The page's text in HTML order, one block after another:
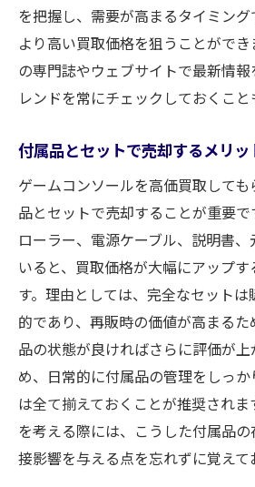
を把握し、需要が高まるタイミング
より高い買取価格を狙うことがで
の専門誌やウェブサイトで最新情
レンドを常にチェックしておくこと
付属品とセットで売却するメリッ
ゲームコンソールを高価買取して
品とセットで売却することが重要
ローラー、電源ケーブル、説明書
いると、買取価格が大幅にアップ
す。理由としては、完全なセット
的であり、再販時の価値が高まる
品の状態が良ければさらに評価が
め、日常的に付属品の管理をしっ
は全て揃えておくことが推奨され
を考える際には、こうした付属品
接影響を与える点を忘れずに覚えて